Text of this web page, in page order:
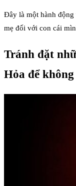
Đây là một hành động
mẹ đối với con cái
Tránh đặt
Hỏa để